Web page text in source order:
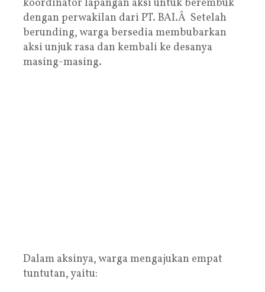
koordinator lapangan aksi untuk berembuk
dengan perwakilan dari PT. BAI.Â Setelah
berunding, warga bersedia membubarkan
aksi unjuk rasa dan kembali ke desanya
masing-masing.
Dalam aksinya, warga mengajukan empat
tuntutan, yaitu: